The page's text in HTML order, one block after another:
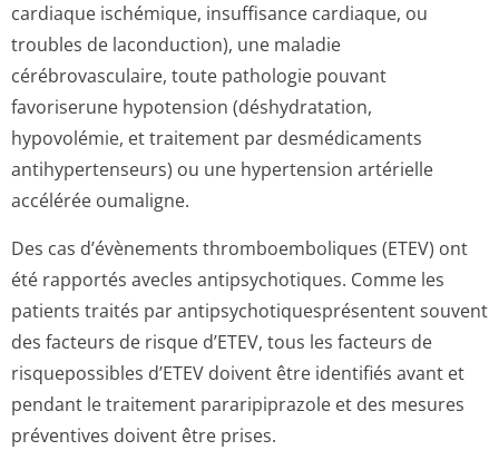
cardiaque ischémique, insuffisance cardiaque, ou
troubles de laconduction), une maladie
cérébrovasculaire, toute pathologie pouvant
favoriserune hypotension (déshydratation,
hypovolémie, et traitement par desmédicaments
antihypertenseurs) ou une hypertension artérielle
accélérée oumaligne.
Des cas d’évènements thromboemboliques (ETEV) ont
été rapportés avecles antipsychotiques. Comme les
patients traités par antipsychotiqu­esprésentent souvent
des facteurs de risque d’ETEV, tous les facteurs de
risquepossibles d’ETEV doivent être identifiés avant et
pendant le traitement pararipiprazole et des mesures
préventives doivent être prises.